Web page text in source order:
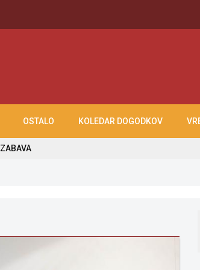
OSTALO KOLEDAR DOGODKOV
ZABAVA